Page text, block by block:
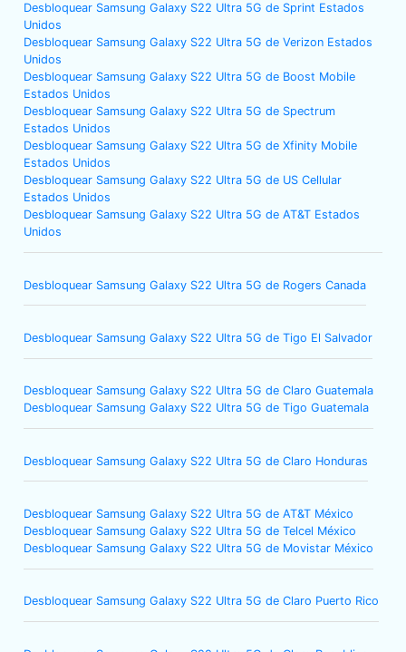
Desbloquear Samsung Galaxy S22 Ultra 5G de Sprint Estados
Unidos
Desbloquear Samsung Galaxy S22 Ultra 5G de Verizon Estados
Unidos
Desbloquear Samsung Galaxy S22 Ultra 5G de Boost Mobile
Estados Unidos
Desbloquear Samsung Galaxy S22 Ultra 5G de Spectrum
Estados Unidos
Desbloquear Samsung Galaxy S22 Ultra 5G de Xfinity Mobile
Estados Unidos
Desbloquear Samsung Galaxy S22 Ultra 5G de US Cellular
Estados Unidos
Desbloquear Samsung Galaxy S22 Ultra 5G de AT&T Estados
Unidos
Desbloquear Samsung Galaxy S22 Ultra 5G de Rogers Canada
Desbloquear Samsung Galaxy S22 Ultra 5G de Tigo El Salvador
Desbloquear Samsung Galaxy S22 Ultra 5G de Claro Guatemala
Desbloquear Samsung Galaxy S22 Ultra 5G de Tigo Guatemala
Desbloquear Samsung Galaxy S22 Ultra 5G de Claro Honduras
Desbloquear Samsung Galaxy S22 Ultra 5G de AT&T México
Desbloquear Samsung Galaxy S22 Ultra 5G de Telcel México
Desbloquear Samsung Galaxy S22 Ultra 5G de Movistar México
Desbloquear Samsung Galaxy S22 Ultra 5G de Claro Puerto Rico